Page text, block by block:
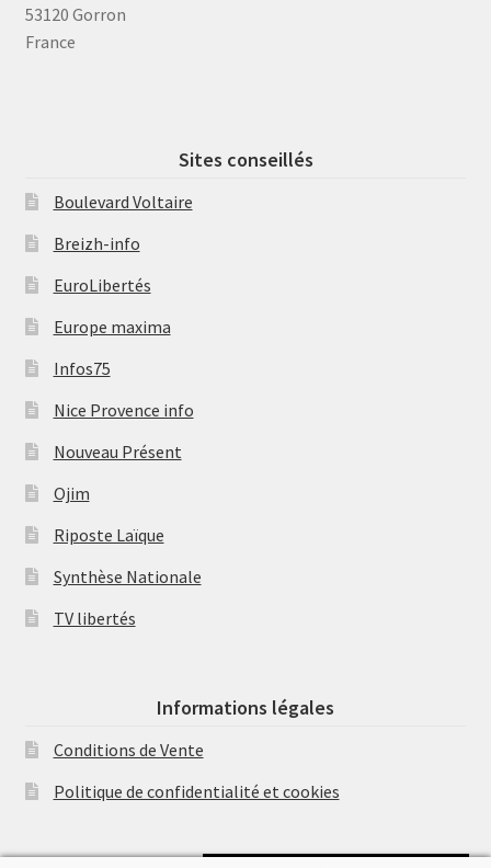
53120 Gorron
France
Sites conseillés
Boulevard Voltaire
Breizh-info
EuroLibertés
Europe maxima
Infos75
Nice Provence info
Nouveau Présent
Ojim
Riposte Laïque
Synthèse Nationale
TV libertés
Informations légales
Conditions de Vente
Politique de confidentialité et cookies